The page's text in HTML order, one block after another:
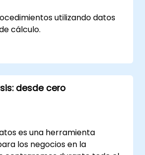
utilizando datos
cálculo.
(como la apertura de
la hoja, actualizaciones, etc.)
de eventos.
desde cero
es una herramienta
los negocios en la